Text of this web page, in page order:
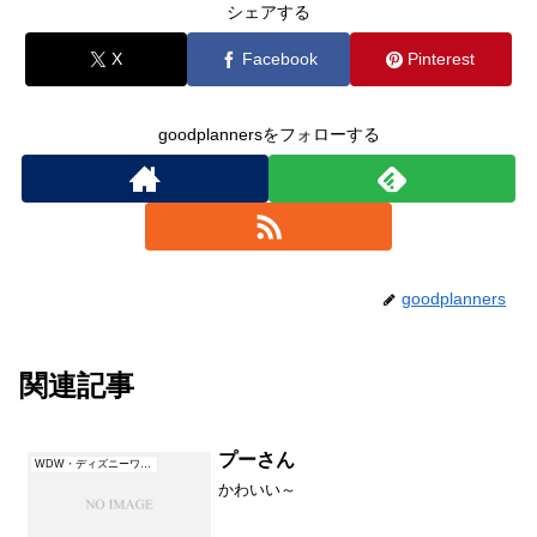
シェアする
X Facebook Pinterest
goodplannersをフォローする
goodplanners
関連記事
プーさん
かわいい～